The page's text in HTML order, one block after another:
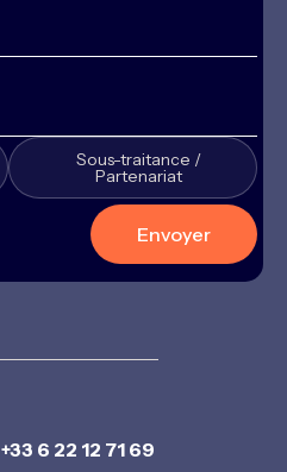
Sous-traitance /
Partenariat
+33 6 22 12 71 69